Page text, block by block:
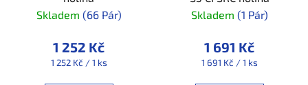
Skladem (66 Pár)
1 252 Kč
Měrná
1 252 Kč / 1 ks
Skladem (1 Pár)
1 691 Kč
Měrná
1 691 Kč / 1 ks